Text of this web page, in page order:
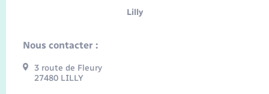
Lilly
Nous contacter :
3 route de Fleury
27480 LILLY